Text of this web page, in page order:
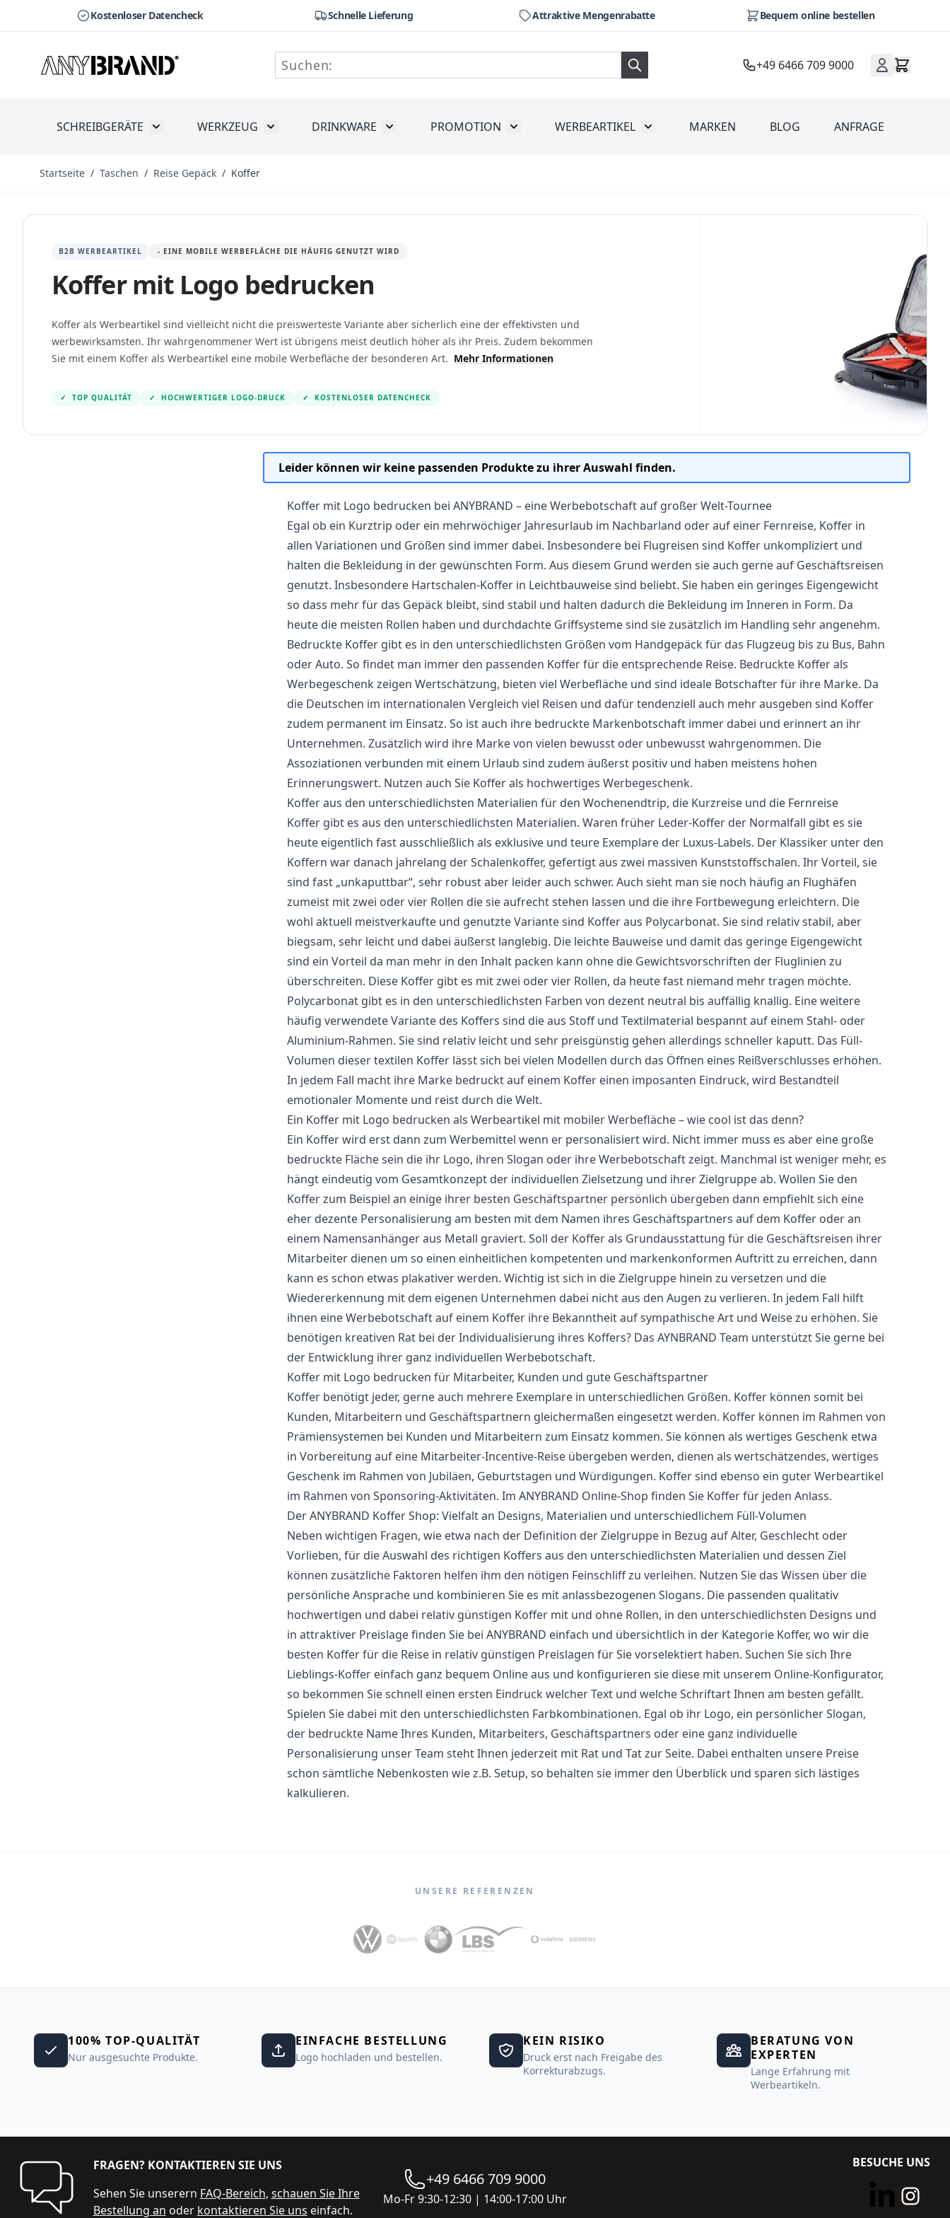
Kostenloser Datencheck Schnelle Lieferung Attraktive Mengenrabatte Bequem online bestellen
+49 6466 709 9000
SCHREIBGERÄTE Toggle submenu for Schreibgeräte
WERKZEUG Toggle submenu for Werkzeug
DRINKWARE Toggle submenu for Drinkware
PROMOTION Toggle submenu for Promotion
WERBEARTIKEL Toggle submenu for Werbeartikel
MARKEN BLOG ANFRAGE
Startseite / Taschen / Reise Gepäck / Koffer
B2B WERBEARTIKEL - EINE MOBILE WERBEFLÄCHE DIE HÄUFIG GENUTZT WIRD
Koffer mit Logo bedrucken
Koffer als Werbeartikel sind vielleicht nicht die preiswerteste Variante aber sicherlich eine der effektivsten und
werbewirksamsten. Ihr wahrgenommener Wert ist übrigens meist deutlich höher als ihr Preis. Zudem bekommen
Sie mit einem Koffer als Werbeartikel eine mobile Werbefläche der besonderen Art. Mehr Informationen
✓ TOP QUALITÄT ✓ HOCHWERTIGER LOGO-DRUCK ✓ KOSTENLOSER DATENCHECK
Leider können wir keine passenden Produkte zu ihrer Auswahl finden.
Koffer mit Logo bedrucken bei ANYBRAND – eine Werbebotschaft auf großer Welt-Tournee
Egal ob ein Kurztrip oder ein mehrwöchiger Jahresurlaub im Nachbarland oder auf einer Fernreise, Koffer in
allen Variationen und Größen sind immer dabei. Insbesondere bei Flugreisen sind Koffer unkompliziert und
halten die Bekleidung in der gewünschten Form. Aus diesem Grund werden sie auch gerne auf Geschäftsreisen
genutzt. Insbesondere Hartschalen-Koffer in Leichtbauweise sind beliebt. Sie haben ein geringes Eigengewicht
so dass mehr für das Gepäck bleibt, sind stabil und halten dadurch die Bekleidung im Inneren in Form. Da
heute die meisten Rollen haben und durchdachte Griffsysteme sind sie zusätzlich im Handling sehr angenehm.
Bedruckte Koffer gibt es in den unterschiedlichsten Größen vom Handgepäck für das Flugzeug bis zu Bus, Bahn
oder Auto. So findet man immer den passenden Koffer für die entsprechende Reise. Bedruckte Koffer als
Werbegeschenk zeigen Wertschätzung, bieten viel Werbefläche und sind ideale Botschafter für ihre Marke. Da
die Deutschen im internationalen Vergleich viel Reisen und dafür tendenziell auch mehr ausgeben sind Koffer
zudem permanent im Einsatz. So ist auch ihre bedruckte Markenbotschaft immer dabei und erinnert an ihr
Unternehmen. Zusätzlich wird ihre Marke von vielen bewusst oder unbewusst wahrgenommen. Die
Assoziationen verbunden mit einem Urlaub sind zudem äußerst positiv und haben meistens hohen
Erinnerungswert. Nutzen auch Sie Koffer als hochwertiges Werbegeschenk.
Koffer aus den unterschiedlichsten Materialien für den Wochenendtrip, die Kurzreise und die Fernreise
Koffer gibt es aus den unterschiedlichsten Materialien. Waren früher Leder-Koffer der Normalfall gibt es sie
heute eigentlich fast ausschließlich als exklusive und teure Exemplare der Luxus-Labels. Der Klassiker unter den
Koffern war danach jahrelang der Schalenkoffer, gefertigt aus zwei massiven Kunststoffschalen. Ihr Vorteil, sie
sind fast „unkaputtbar“, sehr robust aber leider auch schwer. Auch sieht man sie noch häufig an Flughäfen
zumeist mit zwei oder vier Rollen die sie aufrecht stehen lassen und die ihre Fortbewegung erleichtern. Die
wohl aktuell meistverkaufte und genutzte Variante sind Koffer aus Polycarbonat. Sie sind relativ stabil, aber
biegsam, sehr leicht und dabei äußerst langlebig. Die leichte Bauweise und damit das geringe Eigengewicht
sind ein Vorteil da man mehr in den Inhalt packen kann ohne die Gewichtsvorschriften der Fluglinien zu
überschreiten. Diese Koffer gibt es mit zwei oder vier Rollen, da heute fast niemand mehr tragen möchte.
Polycarbonat gibt es in den unterschiedlichsten Farben von dezent neutral bis auffällig knallig. Eine weitere
häufig verwendete Variante des Koffers sind die aus Stoff und Textilmaterial bespannt auf einem Stahl- oder
Aluminium-Rahmen. Sie sind relativ leicht und sehr preisgünstig gehen allerdings schneller kaputt. Das Füll-
Volumen dieser textilen Koffer lässt sich bei vielen Modellen durch das Öffnen eines Reißverschlusses erhöhen.
In jedem Fall macht ihre Marke bedruckt auf einem Koffer einen imposanten Eindruck, wird Bestandteil
emotionaler Momente und reist durch die Welt.
Ein Koffer mit Logo bedrucken als Werbeartikel mit mobiler Werbefläche – wie cool ist das denn?
Ein Koffer wird erst dann zum Werbemittel wenn er personalisiert wird. Nicht immer muss es aber eine große
bedruckte Fläche sein die ihr Logo, ihren Slogan oder ihre Werbebotschaft zeigt. Manchmal ist weniger mehr, es
hängt eindeutig vom Gesamtkonzept der individuellen Zielsetzung und ihrer Zielgruppe ab. Wollen Sie den
Koffer zum Beispiel an einige ihrer besten Geschäftspartner persönlich übergeben dann empfiehlt sich eine
eher dezente Personalisierung am besten mit dem Namen ihres Geschäftspartners auf dem Koffer oder an
einem Namensanhänger aus Metall graviert. Soll der Koffer als Grundausstattung für die Geschäftsreisen ihrer
Mitarbeiter dienen um so einen einheitlichen kompetenten und markenkonformen Auftritt zu erreichen, dann
kann es schon etwas plakativer werden. Wichtig ist sich in die Zielgruppe hinein zu versetzen und die
Wiedererkennung mit dem eigenen Unternehmen dabei nicht aus den Augen zu verlieren. In jedem Fall hilft
ihnen eine Werbebotschaft auf einem Koffer ihre Bekanntheit auf sympathische Art und Weise zu erhöhen. Sie
benötigen kreativen Rat bei der Individualisierung ihres Koffers? Das AYNBRAND Team unterstützt Sie gerne bei
der Entwicklung ihrer ganz individuellen Werbebotschaft.
Koffer mit Logo bedrucken für Mitarbeiter, Kunden und gute Geschäftspartner
Koffer benötigt jeder, gerne auch mehrere Exemplare in unterschiedlichen Größen. Koffer können somit bei
Kunden, Mitarbeitern und Geschäftspartnern gleichermaßen eingesetzt werden. Koffer können im Rahmen von
Prämiensystemen bei Kunden und Mitarbeitern zum Einsatz kommen. Sie können als wertiges Geschenk etwa
in Vorbereitung auf eine Mitarbeiter-Incentive-Reise übergeben werden, dienen als wertschätzendes, wertiges
Geschenk im Rahmen von Jubiläen, Geburtstagen und Würdigungen. Koffer sind ebenso ein guter Werbeartikel
im Rahmen von Sponsoring-Aktivitäten. Im ANYBRAND Online-Shop finden Sie Koffer für jeden Anlass.
Der ANYBRAND Koffer Shop: Vielfalt an Designs, Materialien und unterschiedlichem Füll-Volumen
Neben wichtigen Fragen, wie etwa nach der Definition der Zielgruppe in Bezug auf Alter, Geschlecht oder
Vorlieben, für die Auswahl des richtigen Koffers aus den unterschiedlichsten Materialien und dessen Ziel
können zusätzliche Faktoren helfen ihm den nötigen Feinschliff zu verleihen. Nutzen Sie das Wissen über die
persönliche Ansprache und kombinieren Sie es mit anlassbezogenen Slogans. Die passenden qualitativ
hochwertigen und dabei relativ günstigen Koffer mit und ohne Rollen, in den unterschiedlichsten Designs und
in attraktiver Preislage finden Sie bei ANYBRAND einfach und übersichtlich in der Kategorie Koffer, wo wir die
besten Koffer für die Reise in relativ günstigen Preislagen für Sie vorselektiert haben. Suchen Sie sich Ihre
Lieblings-Koffer einfach ganz bequem Online aus und konfigurieren sie diese mit unserem Online-Konfigurator,
so bekommen Sie schnell einen ersten Eindruck welcher Text und welche Schriftart Ihnen am besten gefällt.
Spielen Sie dabei mit den unterschiedlichsten Farbkombinationen. Egal ob ihr Logo, ein persönlicher Slogan,
der bedruckte Name Ihres Kunden, Mitarbeiters, Geschäftspartners oder eine ganz individuelle
Personalisierung unser Team steht Ihnen jederzeit mit Rat und Tat zur Seite. Dabei enthalten unsere Preise
schon sämtliche Nebenkosten wie z.B. Setup, so behalten sie immer den Überblick und sparen sich lästiges
kalkulieren.
UNSERE REFERENZEN
100% TOP-QUALITÄT
Nur ausgesuchte Produkte.
EINFACHE BESTELLUNG
Logo hochladen und bestellen.
KEIN RISIKO
Druck erst nach Freigabe des
Korrekturabzugs.
BERATUNG VON
EXPERTEN
Lange Erfahrung mit
Werbeartikeln.
FRAGEN? KONTAKTIEREN SIE UNS
Sehen Sie unserern FAQ-Bereich, schauen Sie Ihre
Bestellung an oder kontaktieren Sie uns einfach.
+49 6466 709 9000
Mo-Fr 9:30-12:30 | 14:00-17:00 Uhr
BESUCHE UNS